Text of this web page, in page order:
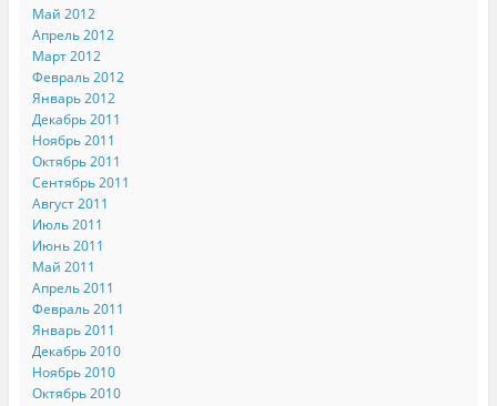
Май 2012
Апрель 2012
Март 2012
Февраль 2012
Январь 2012
Декабрь 2011
Ноябрь 2011
Октябрь 2011
Сентябрь 2011
Август 2011
Июль 2011
Июнь 2011
Май 2011
Апрель 2011
Февраль 2011
Январь 2011
Декабрь 2010
Ноябрь 2010
Октябрь 2010